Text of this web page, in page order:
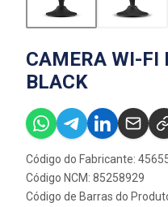
CAMERA WI-FI
BLACK
Código do Fabricante:
Código NCM: 85258929
Código de Barras do